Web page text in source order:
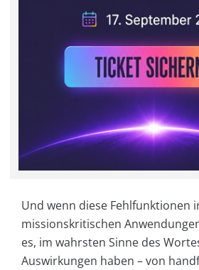
Und wenn diese Fehlfunktionen
missionskritischen
es, im wahrsten Sinne des
Auswirkungen haben – von